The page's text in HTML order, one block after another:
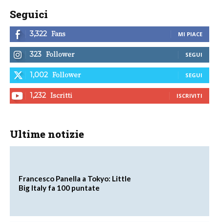
Seguici
3,322 Fans MI PIACE
323 Follower SEGUI
1,002 Follower SEGUI
1,232 Iscritti ISCRIVITI
Ultime notizie
Francesco Panella a Tokyo: Little
Big Italy fa 100 puntate